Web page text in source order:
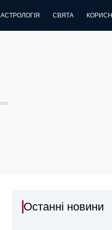
АСТРОЛОГІЯ СВЯТА
Останні новини